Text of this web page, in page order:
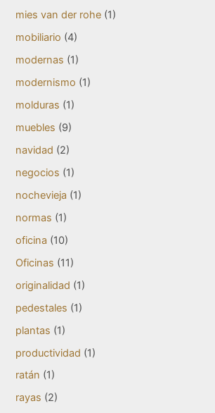
mies van der rohe (1)
mobiliario (4)
modernas (1)
modernismo (1)
molduras (1)
muebles (9)
navidad (2)
negocios (1)
nochevieja (1)
normas (1)
oficina (10)
Oficinas (11)
originalidad (1)
pedestales (1)
plantas (1)
productividad (1)
ratán (1)
rayas (2)